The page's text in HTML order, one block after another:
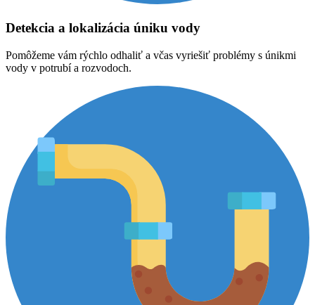
Detekcia a lokalizácia úniku vody
Pomôžeme vám rýchlo odhaliť a včas vyriešiť problémy s únikmi
vody v potrubí a rozvodoch.